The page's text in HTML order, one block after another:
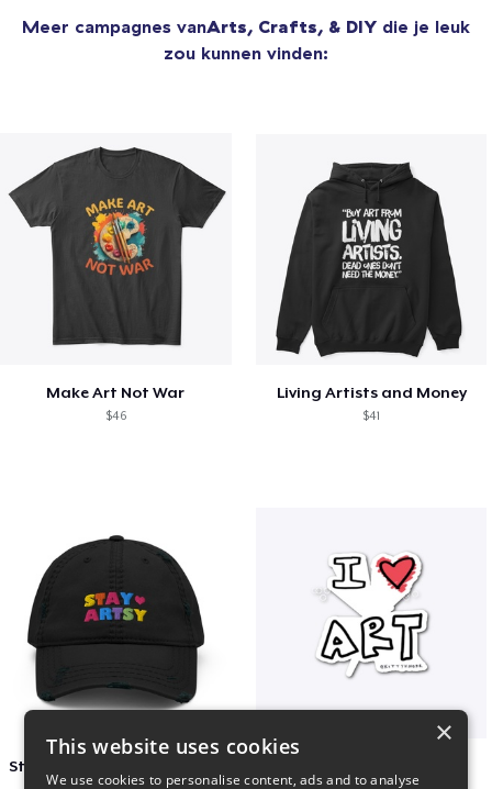
Meer campagnes vanArts, Crafts, & DIY die je leuk
zou kunnen vinden:
Make Art Not War
$46
Living Artists and Money
$41
×
This website uses cookies
We use cookies to personalise content, ads and to analyse